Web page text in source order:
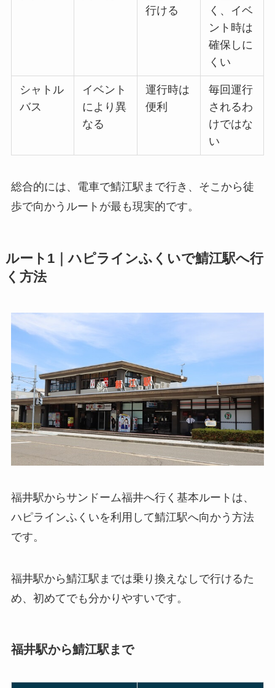
行ける
く、イベ
ント時は
確保しに
くい
シャトル
バス
イベント
により異
なる
運行時は
便利
毎回運行
されるわ
けではな
い
総合的には、電車で鯖江駅まで行き、そこから徒
歩で向かうルートが最も現実的です。
ルート1｜ハピラインふくいで鯖江駅へ行
く方法
福井駅からサンドーム福井へ行く基本ルートは、
ハピラインふくいを利用して鯖江駅へ向かう方法
です。
福井駅から鯖江駅までは乗り換えなしで行けるた
め、初めてでも分かりやすいです。
福井駅から鯖江駅まで